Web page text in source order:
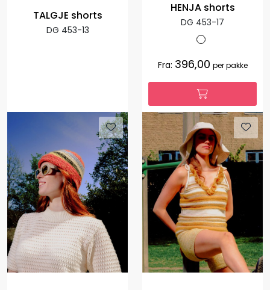
TALGJE shorts
DG 453-13
HENJA shorts
DG 453-17
Fra: 396,00 per pakke